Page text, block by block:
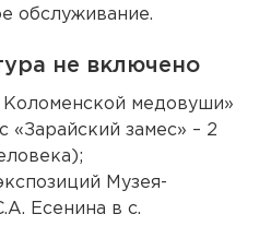
обслуживание.
не включено
Коломенской медовуши»
«Зарайский замес» – 2
Музея-
Есенина в с.